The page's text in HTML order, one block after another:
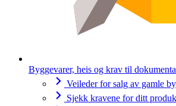
Byggevarer, heis og krav til
Veileder for salg av gamle
Sjekk kravene for ditt